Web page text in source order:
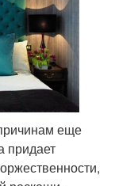
еще
придает